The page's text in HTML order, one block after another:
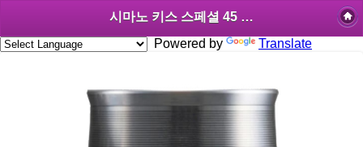
시마노 키스 스페셜 45 순정 스풀 13K3G
Powered by
Translate